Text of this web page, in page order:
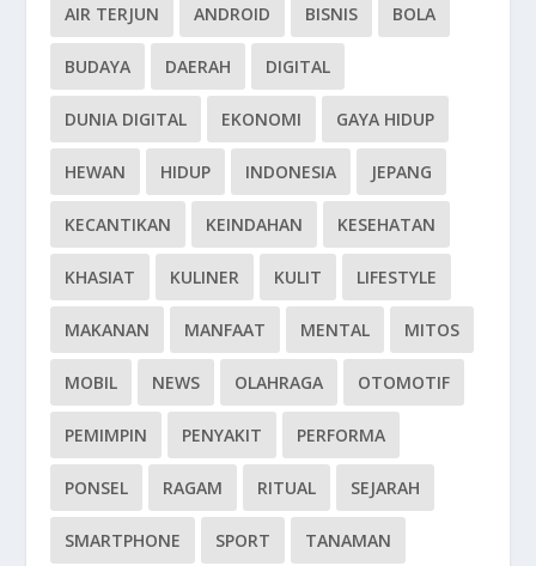
AIR TERJUN ANDROID BISNIS BOLA
BUDAYA DAERAH DIGITAL
DUNIA DIGITAL EKONOMI GAYA HIDUP
HEWAN HIDUP INDONESIA JEPANG
KECANTIKAN KEINDAHAN KESEHATAN
KHASIAT KULINER KULIT LIFESTYLE
MAKANAN MANFAAT MENTAL MITOS
MOBIL NEWS OLAHRAGA OTOMOTIF
PEMIMPIN PENYAKIT PERFORMA
PONSEL RAGAM RITUAL SEJARAH
SMARTPHONE SPORT TANAMAN